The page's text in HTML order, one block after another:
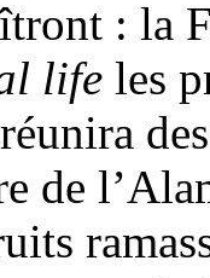
: la
life les
de